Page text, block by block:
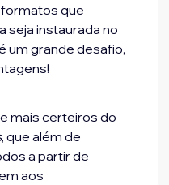
que
seja instaurada no
um grande desafio,
mais certeiros do
, que além de
a partir de
aos